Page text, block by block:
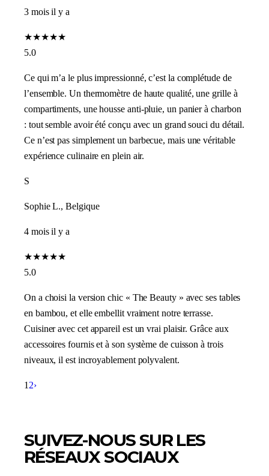
3 mois il y a
★★★★★
5.0
Ce qui m’a le plus impressionné, c’est la complétude de
l’ensemble. Un thermomètre de haute qualité, une grille à
compartiments, une housse anti-pluie, un panier à charbon
: tout semble avoir été conçu avec un grand souci du détail.
Ce n’est pas simplement un barbecue, mais une véritable
expérience culinaire en plein air.
S
Sophie L., Belgique
4 mois il y a
★★★★★
5.0
On a choisi la version chic « The Beauty » avec ses tables
en bambou, et elle embellit vraiment notre terrasse.
Cuisiner avec cet appareil est un vrai plaisir. Grâce aux
accessoires fournis et à son système de cuisson à trois
niveaux, il est incroyablement polyvalent.
1 2›
SUIVEZ-NOUS SUR LES
RÉSEAUX SOCIAUX